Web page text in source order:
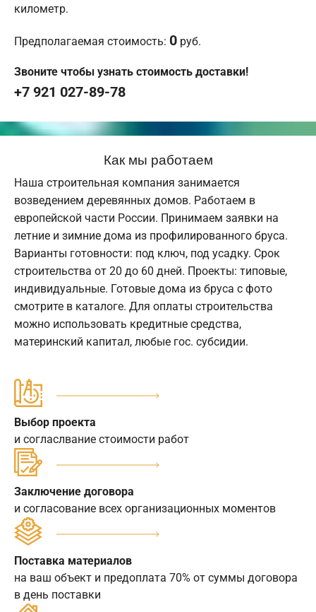
километр.
Предполагаемая стоимость: 0 руб.
Звоните чтобы узнать стоимость доставки!
+7 921 027-89-78
Как мы работаем
Наша строительная компания занимается
возведением деревянных домов. Работаем в
европейской части России. Принимаем заявки на
летние и зимние дома из профилированного бруса.
Варианты готовности: под ключ, под усадку. Срок
строительства от 20 до 60 дней. Проекты: типовые,
индивидуальные. Готовые дома из бруса с фото
смотрите в каталоге. Для оплаты строительства
можно использовать кредитные средства,
материнский капитал, любые гос. субсидии.
Выбор проекта
и согласлвание стоимости работ
Заключение договора
и согласование всех организационных моментов
Поставка материалов
на ваш объект и предоплата 70% от суммы договора
в день поставки